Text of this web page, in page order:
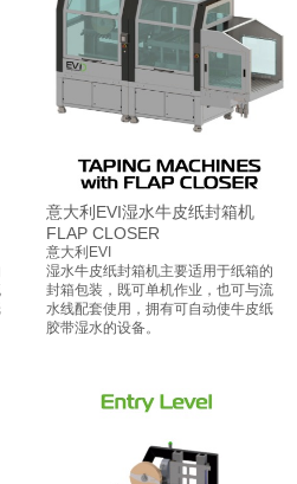
意大利EVI湿水牛皮纸封箱机
FLAP CLOSER
意大利EVI
湿水牛皮纸封箱机主要适用于纸箱的
封箱包装，既可单机作业，也可与流
水线配套使用，拥有可自动使牛皮纸
胶带湿水的设备。